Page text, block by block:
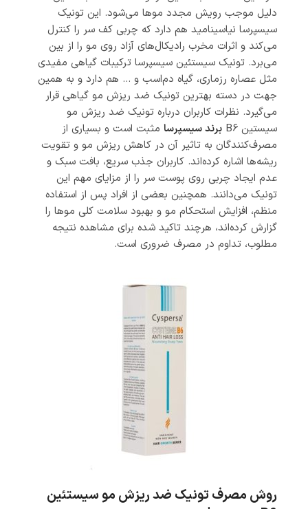
دلیل موجب رویش مجدد موها می‌شود. این تونیک
سیسپرسا نیاسینامید هم دارد که چربی کف سر را کنترل
می‌کند و اثرات مخرب رادیکال‌های آزاد روی مو را از بین
می‌برد. تونیک سیستئین سیسپرسا ترکیبات گیاهی مفیدی
مثل عصاره رزماری، گیاه دم‌اسب و … هم دارد و به همین
جهت در دسته بهترین تونیک ضد ریزش مو گیاهی قرار
می‌گیرد. نظرات کاربران درباره تونیک ضد ریزش مو
سیستین B6
برند سیسپرسا مثبت است و بسیاری از
مصرف‌کنندگان به تاثیر آن در کاهش ریزش مو و تقویت
ریشه‌ها اشاره کرده‌اند. کاربران جذب سریع، بافت سبک و
عدم ایجاد چربی روی پوست سر را از مزایای مهم این
تونیک می‌دانند. همچنین بعضی از افراد پس از استفاده
منظم، افزایش استحکام مو و بهبود سلامت کلی موها را
گزارش کرده‌اند، هرچند تاکید شده برای مشاهده نتیجه
مطلوب، تداوم در مصرف ضروری است.
روش مصرف تونیک ضد ریزش مو سیستئین